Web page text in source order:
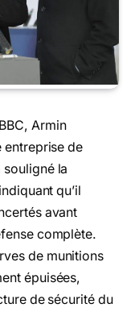
Armin
entreprise de
souligné la
qu’il
avant
complète.
de munitions
épuisées,
de sécurité du